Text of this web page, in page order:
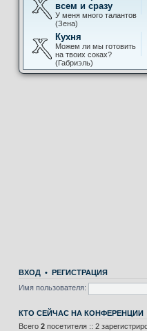
всем и сразу
У меня много талантов
(Зена)
Кухня
Можем ли мы готовить
на твоих соках?
(Габриэль)
ВХОД • РЕГИСТРАЦИЯ
Имя пользователя:
КТО СЕЙЧАС НА КОНФЕРЕНЦИИ
Всего 2 посетителя :: 2